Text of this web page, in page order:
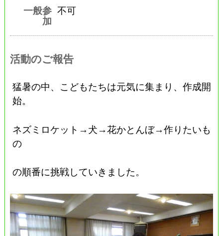
一般参
加
不可
活動のご報告
猛暑の中、こどもたちは元気に集まり、作成開
始。
ネズミロケット→犬→花かとんぼ→作りたいも
の
の順番に挑戦していきました。